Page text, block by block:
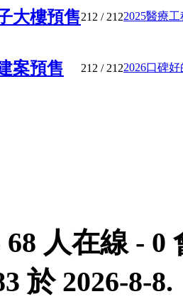
大樓預售212 / 2122025醫療
案預售 212 / 2122026口碑
68 人在線 - 0
於 2026-8-8.